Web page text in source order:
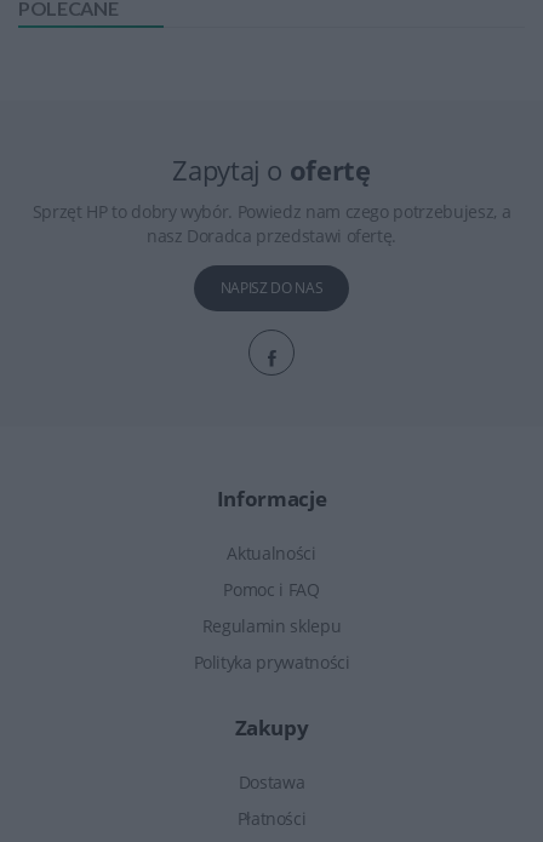
POLECANE
Zapytaj o ofertę
Sprzęt HP to dobry wybór. Powiedz nam czego potrzebujesz, a
nasz Doradca przedstawi ofertę.
NAPISZ DO NAS
Informacje
Aktualności
Pomoc i FAQ
Regulamin sklepu
Polityka prywatności
Zakupy
Dostawa
Płatności